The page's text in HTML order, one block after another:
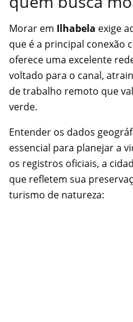
Morar em Ilhabela exige
que é a principal conexão
oferece uma excelente
voltado para o canal,
de trabalho remoto que
verde.
Entender os dados
essencial para planejar a
os registros oficiais, a
que refletem sua
turismo de natureza: